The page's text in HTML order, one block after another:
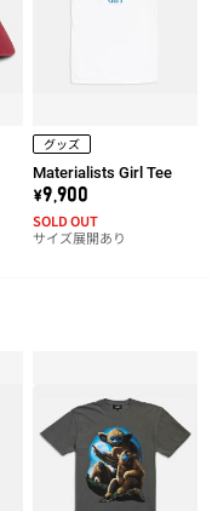
グッズ
Materialists Girl Tee
\9,900
サイズ展開あり
SOLD OUT